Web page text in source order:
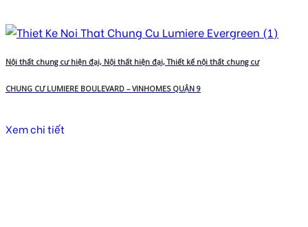
Nội thất chung cư hiện đại, Nội thất hiện đại, Thiết kế nội thất chung cư
CHUNG CƯ LUMIERE BOULEVARD – VINHOMES QUẬN 9
Xem chi tiết